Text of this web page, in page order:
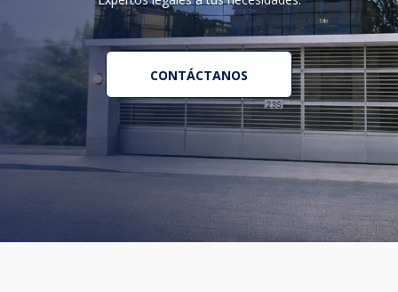
CONTÁCTANOS